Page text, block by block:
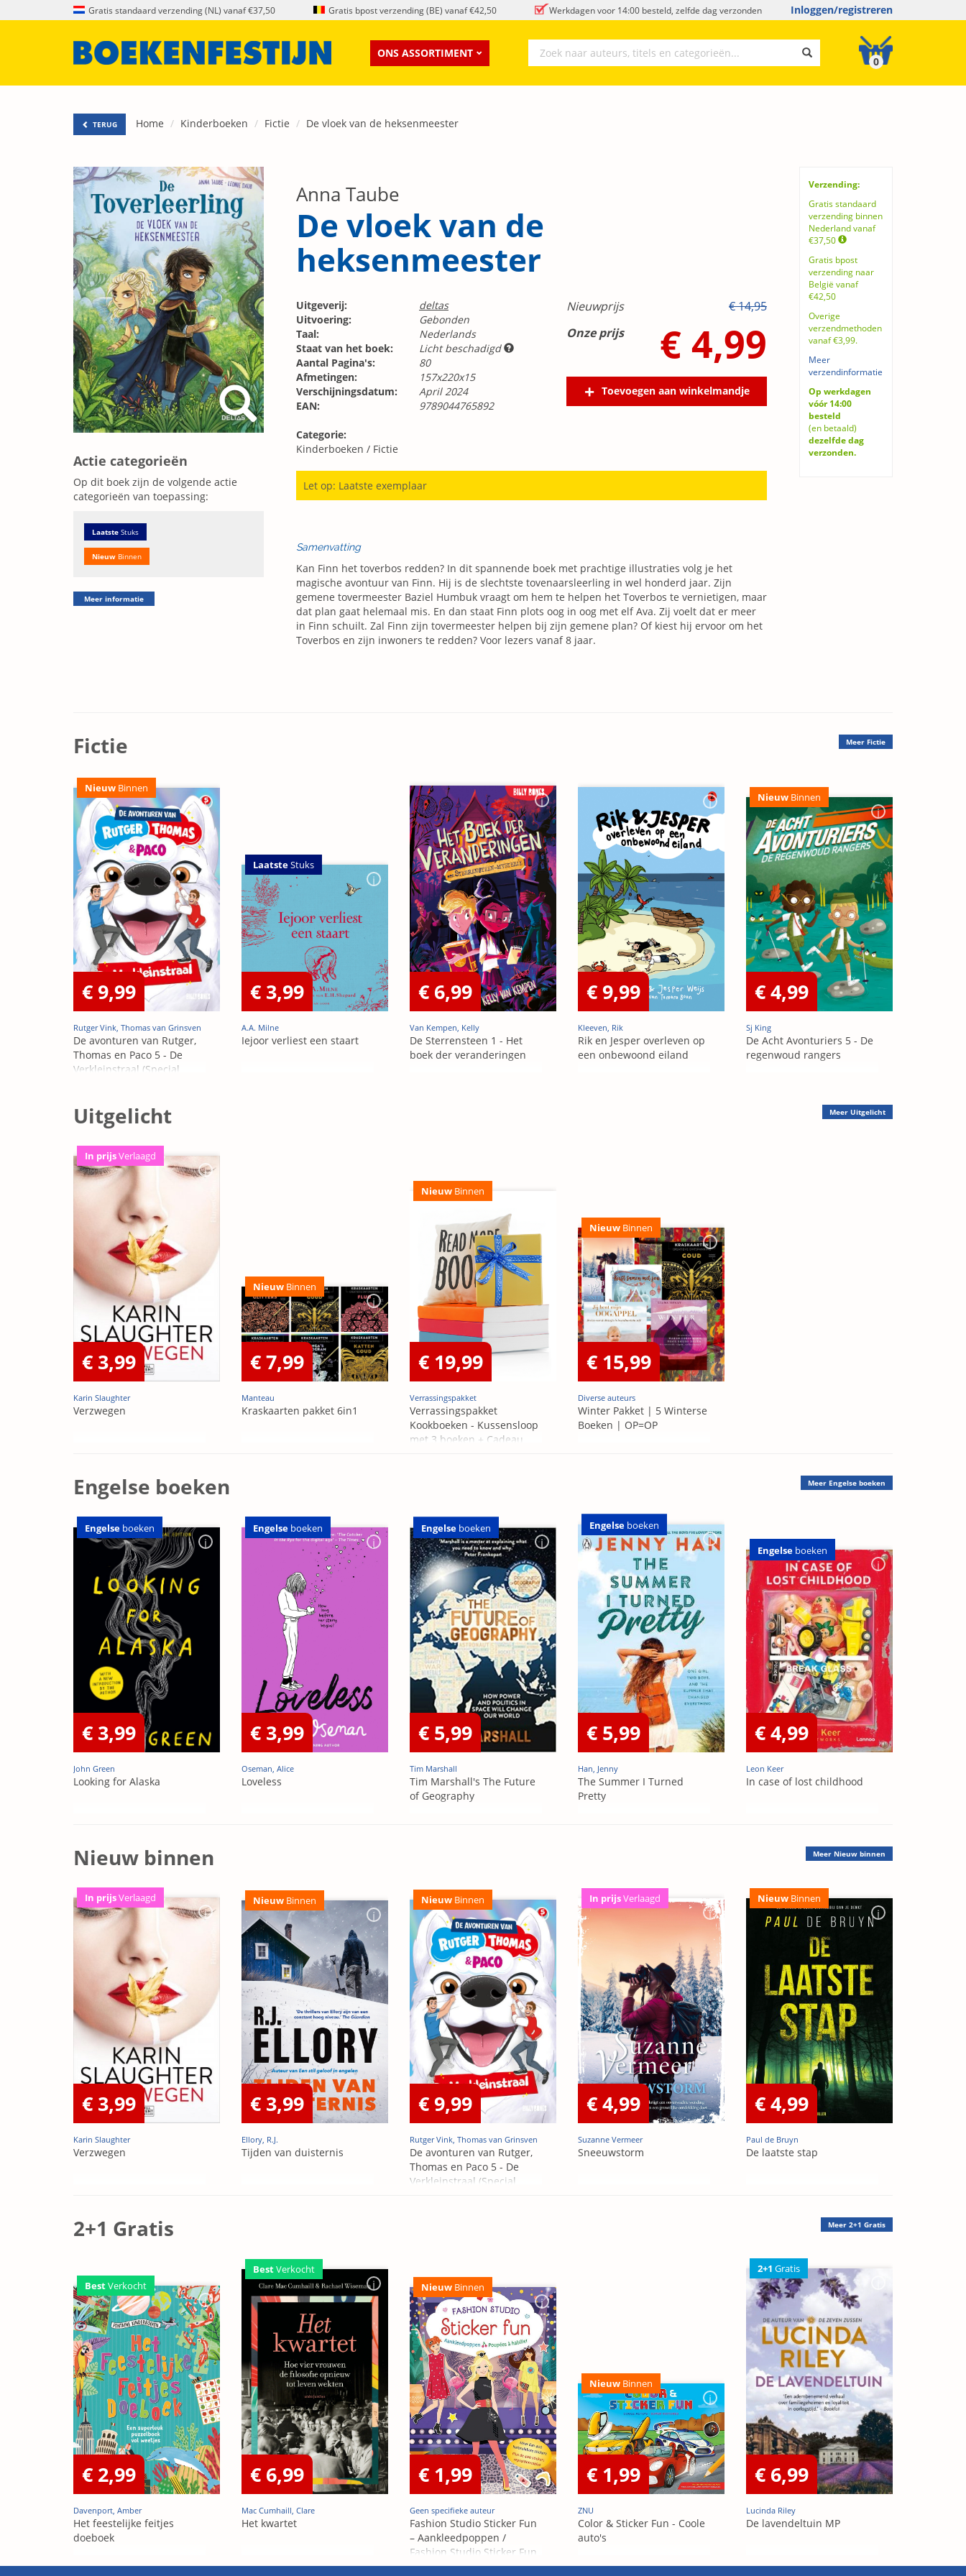
Gratis standaard verzending (NL) vanaf €37,50 Gratis bpost verzending (BE) vanaf €42,50 Werkdagen voor 14:00 besteld, zelfde dag verzonden Inloggen/registreren
ONS ASSORTIMENT
0
TERUG Home Kinderboeken Fictie De vloek van de heksenmeester
Actie categorieën
Op dit boek zijn de volgende actie
categorieën van toepassing:
Laatste Stuks
Nieuw Binnen
Meer informatie
Verzending:
Gratis standaard
verzending binnen
Nederland vanaf
€37,50
Gratis bpost
verzending naar
België vanaf
€42,50
Overige
verzendmethoden
vanaf €3,99.
Meer
verzendinformatie
Op werkdagen
vóór 14:00
besteld
(en betaald)
dezelfde dag
verzonden.
Anna Taube
De vloek van de
heksenmeester
Uitgeverij:
deltas
Uitvoering:
Gebonden
Taal:
Nederlands
Staat van het boek:
Licht beschadigd
Aantal Pagina's:
80
Afmetingen:
157x220x15
Verschijningsdatum:
April 2024
EAN:
9789044765892
Nieuwprijs
€ 14,95
Onze prijs
€ 4,99
Toevoegen aan winkelmandje
Categorie:
Kinderboeken / Fictie
Let op: Laatste exemplaar
Samenvatting
Kan Finn het toverbos redden? In dit spannende boek met prachtige illustraties volg je het
magische avontuur van Finn. Hij is de slechtste tovenaarsleerling in wel honderd jaar. Zijn
gemene tovermeester Baziel Humbuk vraagt om hem te helpen het Toverbos te vernietigen, maar
dat plan gaat helemaal mis. En dan staat Finn plots oog in oog met elf Ava. Zij voelt dat er meer
in Finn schuilt. Zal Finn zijn tovermeester helpen bij zijn gemene plan? Of kiest hij ervoor om het
Toverbos en zijn inwoners te redden? Voor lezers vanaf 8 jaar.
Fictie Meer Fictie
Nieuw Binnen
€ 9,99
Rutger Vink, Thomas van Grinsven
De avonturen van Rutger,
Thomas en Paco 5 - De
Verkleinstraal (Special
LaatsteStuks
€ 3,99
A.A. Milne
Iejoor verliest een staart
€ 6,99
Van Kempen, Kelly
De Sterrensteen 1 - Het
boek der veranderingen
€ 9,99
Kleeven, Rik
Rik en Jesper overleven op
een onbewoond eiland
Nieuw Binnen
€ 4,99
Sj King
De Acht Avonturiers 5 - De
regenwoud rangers
Uitgelicht Meer Uitgelicht
In prijsVerlaagd
€ 3,99
Karin Slaughter
Verzwegen
Nieuw Binnen
€ 7,99
Manteau
Kraskaarten pakket 6in1
Nieuw Binnen
€ 19,99
Verrassingspakket
Verrassingspakket
Kookboeken - Kussensloop
met 3 boeken + Cadeau
Nieuw Binnen
€ 15,99
Diverse auteurs
Winter Pakket | 5 Winterse
Boeken | OP=OP
Engelse boeken Meer Engelse boeken
Engelse boeken
€ 3,99
John Green
Looking for Alaska
Engelse boeken
€ 3,99
Oseman, Alice
Loveless
Engelse boeken
€ 5,99
Tim Marshall
Tim Marshall's The Future
of Geography
Engelse boeken
€ 5,99
Han, Jenny
The Summer I Turned
Pretty
Engelse boeken
€ 4,99
Leon Keer
In case of lost childhood
Nieuw binnen Meer Nieuw binnen
In prijsVerlaagd
€ 3,99
Karin Slaughter
Verzwegen
Nieuw Binnen
€ 3,99
Ellory, R.J.
Tijden van duisternis
Nieuw Binnen
€ 9,99
Rutger Vink, Thomas van Grinsven
De avonturen van Rutger,
Thomas en Paco 5 - De
Verkleinstraal (Special
In prijsVerlaagd
€ 4,99
Suzanne Vermeer
Sneeuwstorm
Nieuw Binnen
€ 4,99
Paul de Bruyn
De laatste stap
2+1 Gratis Meer 2+1 Gratis
BestVerkocht
€ 2,99
Davenport, Amber
Het feestelijke feitjes
doeboek
BestVerkocht
€ 6,99
Mac Cumhaill, Clare
Het kwartet
Nieuw Binnen
€ 1,99
Geen specifieke auteur
Fashion Studio Sticker Fun
– Aankleedpoppen /
Fashion Studio Sticker Fun
– Poupées Á habiller
Nieuw Binnen
€ 1,99
ZNU
Color & Sticker Fun - Coole
auto's
2+1 Gratis
€ 6,99
Lucinda Riley
De lavendeltuin MP